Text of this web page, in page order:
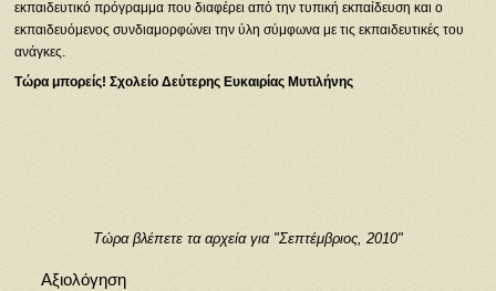
εκπαιδευτικό πρόγραμμα που διαφέρει από την τυπική εκπαίδευση και ο
εκπαιδευόμενος συνδιαμορφώνει την ύλη σύμφωνα με τις εκπαιδευτικές του
ανάγκες.
Τώρα μπορείς! Σχολείο Δεύτερης Ευκαιρίας Μυτιλήνης
Τώρα βλέπετε τα αρχεία για "Σεπτέμβριος, 2010"
Αξιολόγηση